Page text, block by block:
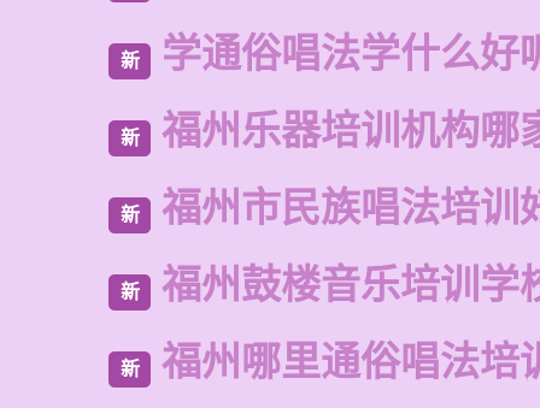
新 学通俗唱法学什么好
新 福州乐器培训机构哪
新 福州市民族唱法培训
新 福州鼓楼音乐培训学
新 福州哪里通俗唱法培